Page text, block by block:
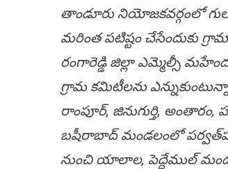
తాండూరు నియోజ‌క‌వ‌ర్గంలో
మ‌రింత ప‌టిష్టం చేసేందుకు
రంగారెడ్డి జిల్లా ఎమ్మెల్సీ
గ్రామ క‌మిటీల‌ను
రాంపూర్, జినుగుర్తి,
బ‌షీరాబాద్ మండ‌లంలో
నుంచి యాలాల‌, పెద్దేముల్